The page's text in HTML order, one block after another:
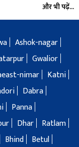
और भी पढ़ें...
Ashok-nagar
Gwalior
nimar
Katni
Dabra
Panna
Dhar
Ratlam
Bhind
Betul